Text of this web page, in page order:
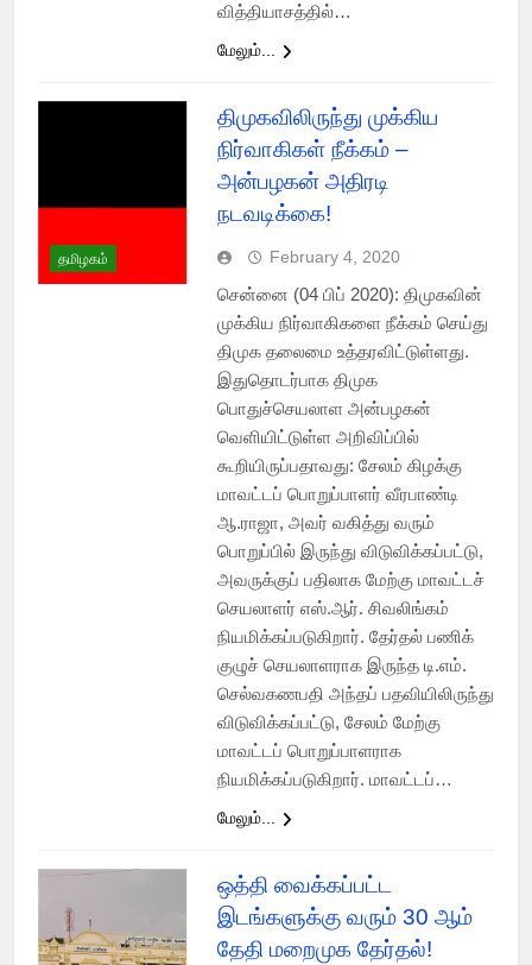
வித்தியாசத்தில்…
மேலும்...
தமிழகம்
திமுகவிலிருந்து முக்கிய
நிர்வாகிகள் நீக்கம் –
அன்பழகன் அதிரடி
நடவடிக்கை!
February 4, 2020
சென்னை (04 பிப் 2020): திமுகவின்
முக்கிய நிர்வாகிகளை நீக்கம் செய்து
திமுக தலைமை உத்தரவிட்டுள்ளது.
இதுதொடர்பாக திமுக
பொதுச்செயலாள அன்பழகன்
வெளியிட்டுள்ள அறிவிப்பில்
கூறியிருப்பதாவது: சேலம் கிழக்கு
மாவட்டப் பொறுப்பாளர் வீரபாண்டி
ஆ.ராஜா, அவர் வகித்து வரும்
பொறுப்பில் இருந்து விடுவிக்கப்பட்டு,
அவருக்குப் பதிலாக மேற்கு மாவட்டச்
செயலாளர் எஸ்.ஆர். சிவலிங்கம்
நியமிக்கப்படுகிறார். தேர்தல் பணிக்
குழுச் செயலாளராக இருந்த டி.எம்.
செல்வகணபதி அந்தப் பதவியிலிருந்து
விடுவிக்கப்பட்டு, சேலம் மேற்கு
மாவட்டப் பொறுப்பாளராக
நியமிக்கப்படுகிறார். மாவட்டப்…
மேலும்...
ஒத்தி வைக்கப்பட்ட
இடங்களுக்கு வரும் 30 ஆம்
தேதி மறைமுக தேர்தல்!